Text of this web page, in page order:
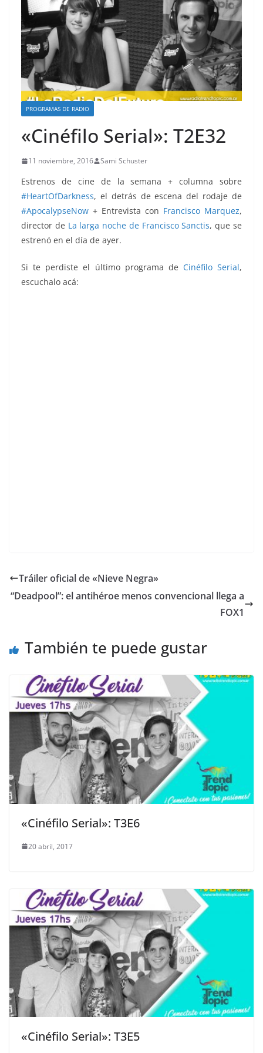
PROGRAMAS DE RADIO
«Cinéfilo Serial»: T2E32
11 noviembre, 2016 Sami Schuster
Estrenos de cine de la semana + columna sobre
#HeartOfDarkness, el detrás de escena del rodaje de
#ApocalypseNow + Entrevista con Francisco Marquez,
director de La larga noche de Francisco Sanctis, que se
estrenó en el día de ayer.
Si te perdiste el último programa de Cinéfilo Serial,
escuchalo acá:
Tráiler oficial de «Nieve Negra»
“Deadpool”: el antihéroe menos convencional llega a
FOX1
También te puede gustar
«Cinéfilo Serial»: T3E6
20 abril, 2017
«Cinéfilo Serial»: T3E5